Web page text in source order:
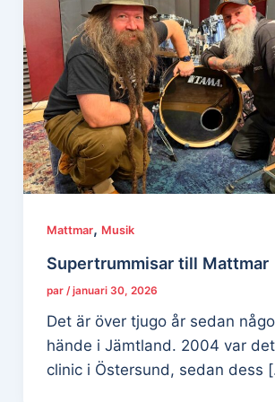
Mattmar, Musik
Supertrummisar till Mattmar
par /januari 30, 2026
Det är över tjugo år sedan
hände i Jämtland. 2004 var
clinic i Östersund, sedan dess